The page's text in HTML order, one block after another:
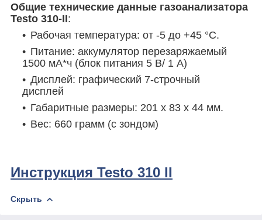
Общие технические данные газоанализатора
Testo 310-II:
Рабочая температура: от -5 до +45 °C.
Питание: аккумулятор перезаряжаемый
1500 мА*ч (блок питания 5 В/ 1 А)
Дисплей: графический 7-строчный
дисплей
Габаритные размеры: 201 x 83 x 44 мм.
Вес: 660 грамм (с зондом)
Инструкция Testo 310 II
Скрыть